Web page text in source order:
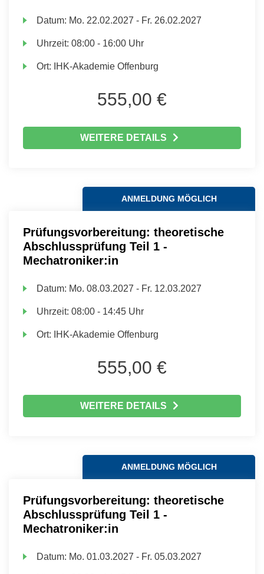
Datum: Mo. 22.02.2027 - Fr. 26.02.2027
Uhrzeit:08:00 - 16:00 Uhr
Ort: IHK-Akademie Offenburg
555,00 €
WEITERE DETAILS
ANMELDUNG MÖGLICH
Prüfungsvorbereitung: theoretische
Abschlussprüfung Teil 1 -
Mechatroniker:in
Datum: Mo. 08.03.2027 - Fr. 12.03.2027
Uhrzeit:08:00 - 14:45 Uhr
Ort: IHK-Akademie Offenburg
555,00 €
WEITERE DETAILS
ANMELDUNG MÖGLICH
Prüfungsvorbereitung: theoretische
Abschlussprüfung Teil 1 -
Mechatroniker:in
Datum: Mo. 01.03.2027 - Fr. 05.03.2027